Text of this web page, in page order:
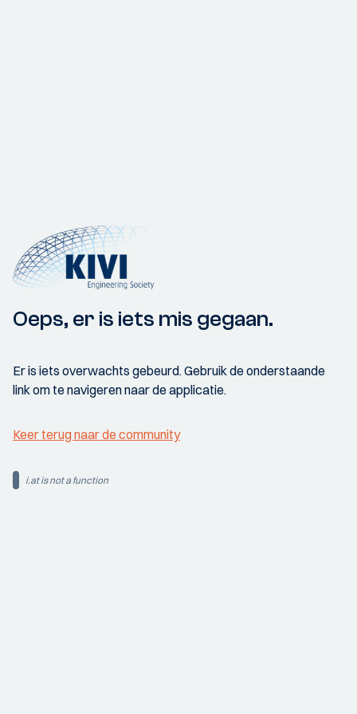
Oeps, er is iets mis gegaan.
Er is iets overwachts gebeurd. Gebruik de onderstaande
link om te navigeren naar de applicatie.
Keer terug naar de community
i.at is not a function